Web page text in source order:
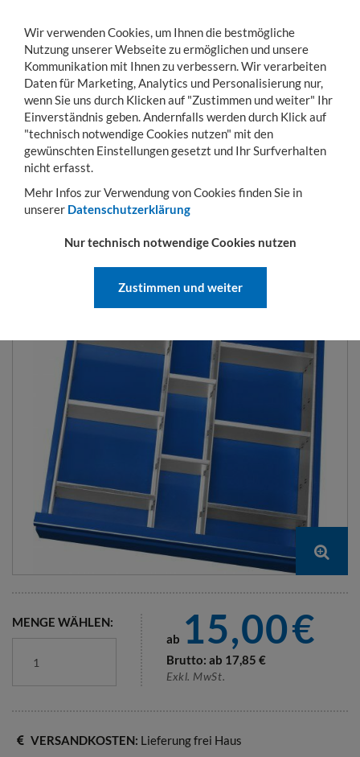
Toggle
navigation
MENÜ KONTO WARENKORB
Sie sind hier: Betriebseinrichtung Arbeitstische und Werkbänke
EINTEILUNGSSORTIMENT
MENGE WÄHLEN:
ab 15,00€
Brutto: ab 17,85 €
Exkl. MwSt.
VERSANDKOSTEN: Lieferung frei Haus
Wir verwenden Cookies, um Ihnen die bestmögliche
Nutzung unserer Webseite zu ermöglichen und unsere
Kommunikation mit Ihnen zu verbessern. Wir verarbeiten
Daten für Marketing, Analytics und Personalisierung nur,
wenn Sie uns durch Klicken auf "Zustimmen und weiter" Ihr
Einverständnis geben. Andernfalls werden durch Klick auf
"technisch notwendige Cookies nutzen" mit den
gewünschten Einstellungen gesetzt und Ihr Surfverhalten
nicht erfasst.
Mehr Infos zur Verwendung von Cookies finden Sie in
unserer Datenschutzerklärung
Nur technisch notwendige Cookies nutzen
Zustimmen und weiter